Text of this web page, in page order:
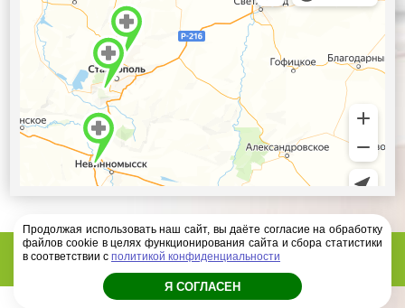
Диагностический центр Ателлас - 2026 год
Продолжая использовать наш сайт, вы даёте согласие на обработку
файлов cookie в целях функционирования сайта и сбора статистики
в соответствии с политикой конфиденциальности
Я СОГЛАСЕН